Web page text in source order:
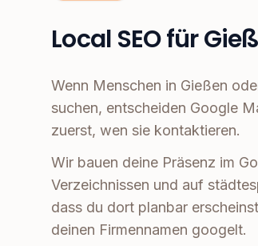
Local SEO für
Wenn Menschen in Gießen
suchen, entscheiden Google
zuerst, wen sie kontaktieren.
Wir bauen deine Präsenz im
Verzeichnissen und auf
dass du dort planbar
deinen Firmennamen googelt.